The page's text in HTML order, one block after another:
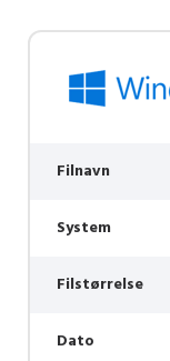
Filnavn
System
Filstørrelse
Dato